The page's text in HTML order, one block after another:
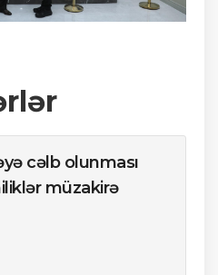
cəlb olunması
müzakirə